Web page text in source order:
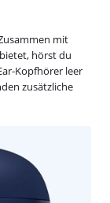
mit
hörst du
Kopfhörer leer
zusätzliche